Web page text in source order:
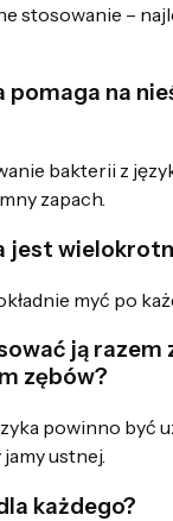
stosowanie –
pomaga na
bakterii z
zapach.
jest
myć po
ją razem
zębów?
powinno być
ustnej.
każdego?